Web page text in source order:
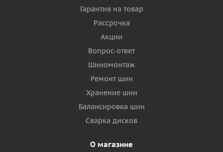
Гарантия на товар
Рассрочка
Акции
Вопрос-ответ
Шиномонтаж
Ремонт шин
Хранение шин
Балансировка шин
Сварка дисков
О магазине